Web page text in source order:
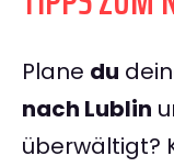
Plane du
nach Lublin
überwältigt?